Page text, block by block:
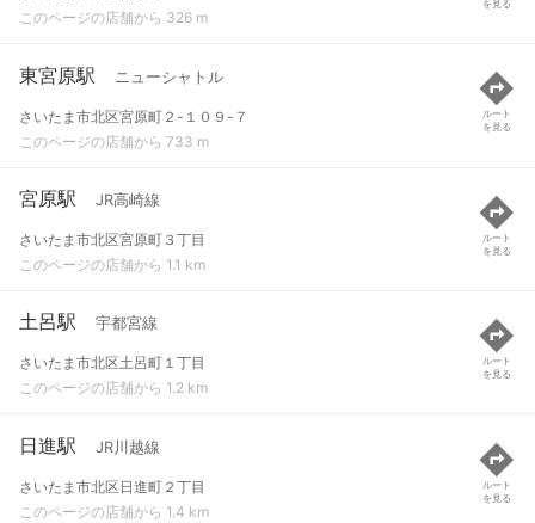
このページの店舗から 326 m
を見る
東宮原駅 ニューシャトル
さいたま市北区宮原町２-１０９-７
このページの店舗から 733 m
ルート
を見る
宮原駅 JR高崎線
さいたま市北区宮原町３丁目
このページの店舗から 1.1 km
ルート
を見る
土呂駅 宇都宮線
さいたま市北区土呂町１丁目
このページの店舗から 1.2 km
ルート
を見る
日進駅 JR川越線
さいたま市北区日進町２丁目
このページの店舗から 1.4 km
ルート
を見る